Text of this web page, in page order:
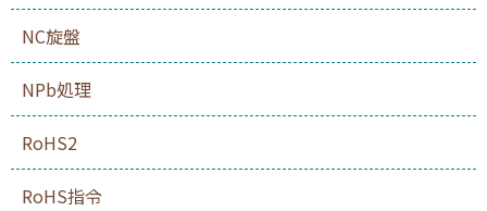
NC旋盤
NPb処理
RoHS2
RoHS指令